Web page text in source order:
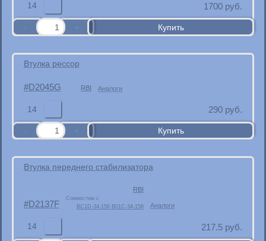
14 1700 руб.
Втулка рессор
D2045G RBI Аналоги
14 290 руб.
Втулка переднего стабилизатора
D2137F
RBI
Совместим с
BC1D-34-156 B01C-34-156
Аналоги
14 217.5 руб.